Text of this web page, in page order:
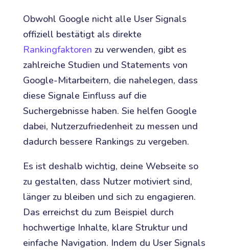
Obwohl Google nicht alle User Signals
offiziell bestätigt als direkte
Rankingfaktoren zu verwenden, gibt es
zahlreiche Studien und Statements von
Google-Mitarbeitern, die nahelegen, dass
diese Signale Einfluss auf die
Suchergebnisse haben. Sie helfen Google
dabei, Nutzerzufriedenheit zu messen und
dadurch bessere Rankings zu vergeben.
Es ist deshalb wichtig, deine Webseite so
zu gestalten, dass Nutzer motiviert sind,
länger zu bleiben und sich zu engagieren.
Das erreichst du zum Beispiel durch
hochwertige Inhalte, klare Struktur und
einfache Navigation. Indem du User Signals